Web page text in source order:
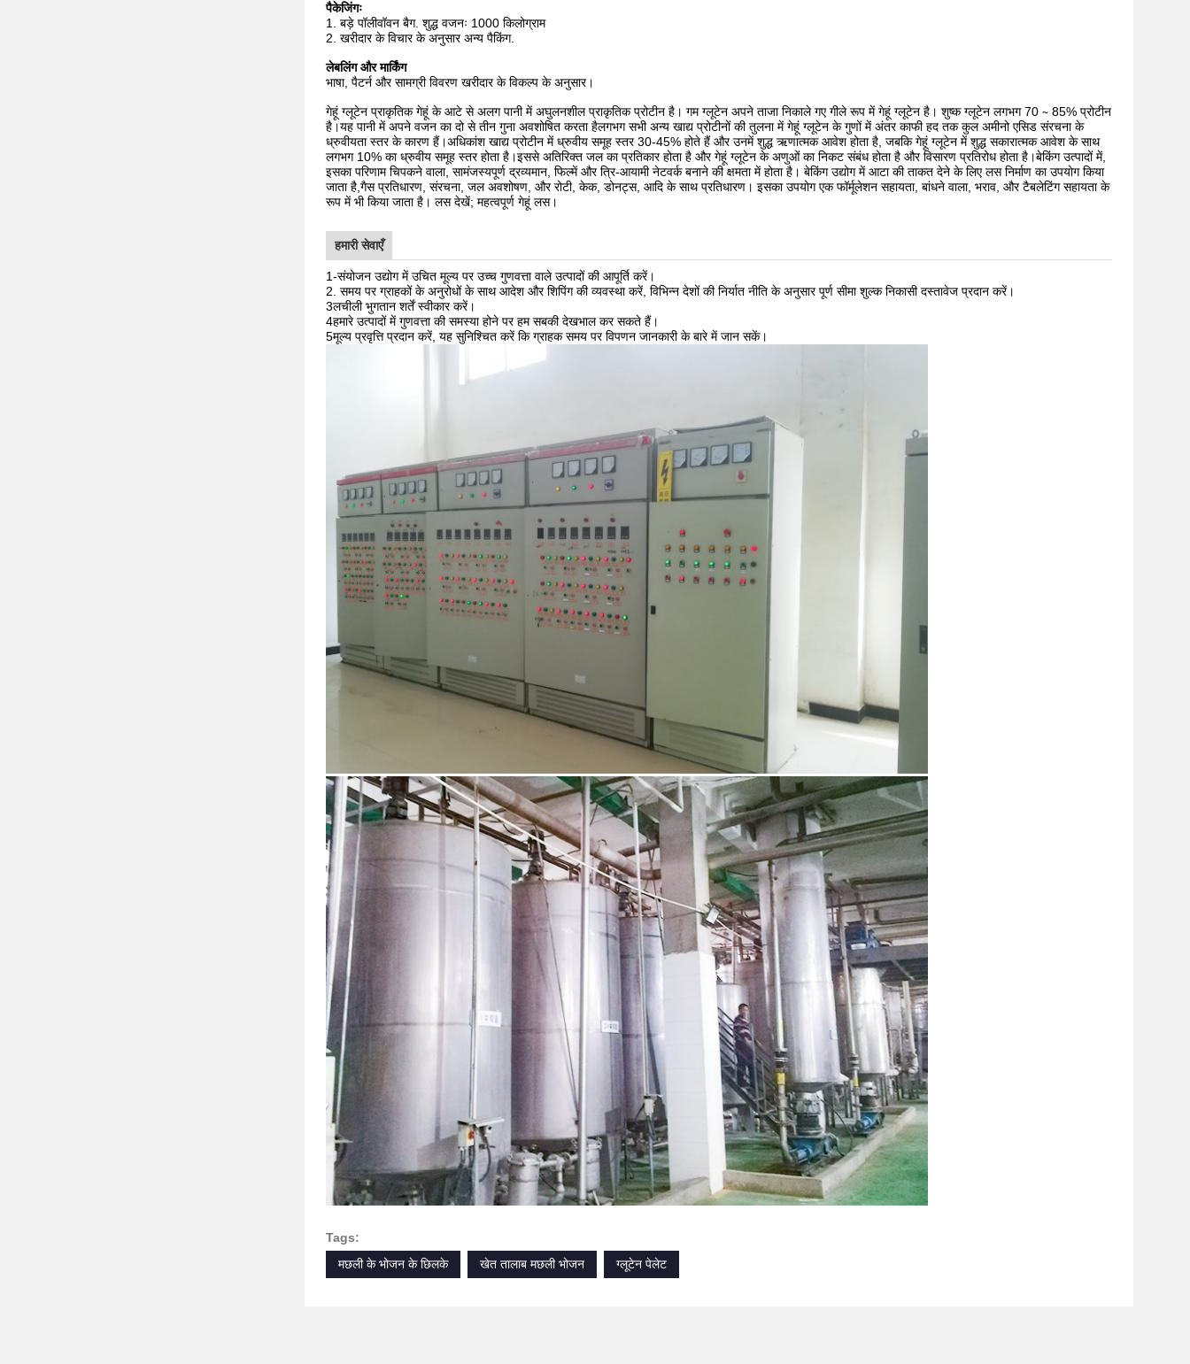
पैकेजिंगः
1. बड़े पॉलीवॉवन बैग. शुद्ध वजनः 1000 किलोग्राम
2. खरीदार के विचार के अनुसार अन्य पैकिंग.
लेबलिंग और मार्किंग
भाषा, पैटर्न और सामग्री विवरण खरीदार के विकल्प के अनुसार।
गेहूं ग्लूटेन प्राकृतिक गेहूं के आटे से अलग पानी में अघुलनशील प्राकृतिक प्रोटीन है। गम ग्लूटेन अपने ताजा निकाले गए गीले रूप में गेहूं ग्लूटेन है। शुष्क ग्लूटेन लगभग 70 ∼ 85% प्रोटीन
है।यह पानी में अपने वजन का दो से तीन गुना अवशोषित करता हैलगभग सभी अन्य खाद्य प्रोटीनों की तुलना में गेहूं ग्लूटेन के गुणों में अंतर काफी हद तक कुल अमीनो एसिड संरचना के
ध्रुवीयता स्तर के कारण हैं।अधिकांश खाद्य प्रोटीन में ध्रुवीय समूह स्तर 30-45% होते हैं और उनमें शुद्ध ऋणात्मक आवेश होता है, जबकि गेहूं ग्लूटेन में शुद्ध सकारात्मक आवेश के साथ
लगभग 10% का ध्रुवीय समूह स्तर होता है।इससे अतिरिक्त जल का प्रतिकार होता है और गेहूं ग्लूटेन के अणुओं का निकट संबंध होता है और विसारण प्रतिरोध होता है।बेकिंग उत्पादों में,
इसका परिणाम चिपकने वाला, सामंजस्यपूर्ण द्रव्यमान, फिल्में और त्रि-आयामी नेटवर्क बनाने की क्षमता में होता है। बेकिंग उद्योग में आटा की ताकत देने के लिए लस निर्माण का उपयोग किया
जाता है,गैस प्रतिधारण, संरचना, जल अवशोषण, और रोटी, केक, डोनट्स, आदि के साथ प्रतिधारण। इसका उपयोग एक फॉर्मूलेशन सहायता, बांधने वाला, भराव, और टैबलेटिंग सहायता के
रूप में भी किया जाता है। लस देखें; महत्वपूर्ण गेहूं लस।
हमारी सेवाएँ
1-संयोजन उद्योग में उचित मूल्य पर उच्च गुणवत्ता वाले उत्पादों की आपूर्ति करें।
2. समय पर ग्राहकों के अनुरोधों के साथ आदेश और शिपिंग की व्यवस्था करें, विभिन्न देशों की निर्यात नीति के अनुसार पूर्ण सीमा शुल्क निकासी दस्तावेज प्रदान करें।
3लचीली भुगतान शर्तें स्वीकार करें।
4हमारे उत्पादों में गुणवत्ता की समस्या होने पर हम सबकी देखभाल कर सकते हैं।
5मूल्य प्रवृत्ति प्रदान करें, यह सुनिश्चित करें कि ग्राहक समय पर विपणन जानकारी के बारे में जान सकें।
Tags:
मछली के भोजन के छिलके
खेत तालाब मछली भोजन ग्लूटेन पेलेट